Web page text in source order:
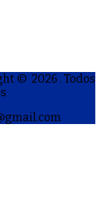
© 2026 . Todos